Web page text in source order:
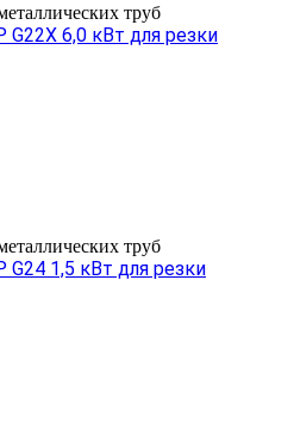
труб
6,0 кВт для резки
труб
1,5 кВт для резки